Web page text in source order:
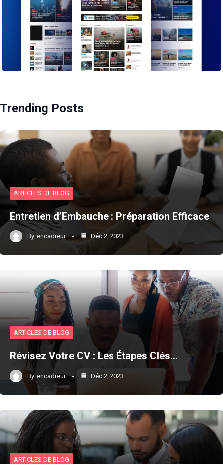
Trending Posts
ARTICLES DE BLOG
Entretien d’Embauche : Préparation Efficace
By encadreur Déc 2, 2023
ARTICLES DE BLOG
Révisez Votre CV : Les Étapes Clés…
By encadreur Déc 2, 2023
ARTICLES DE BLOG